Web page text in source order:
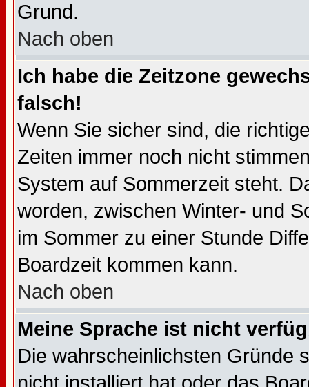
Grund.
Nach oben
Ich habe die Zeitzone
falsch!
Wenn Sie sicher sind, die
Zeiten immer noch nicht
System auf Sommerzeit steht.
worden, zwischen Winter- und
im Sommer zu einer Stunde
Boardzeit kommen kann.
Nach oben
Meine Sprache ist nicht
Die wahrscheinlichsten Gründe